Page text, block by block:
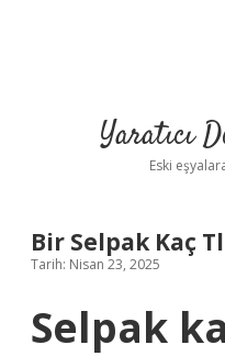
Yaratıcı
Eski
Bir Selpak Kaç Tl
Tarih: Nisan 23, 2025
Selpak